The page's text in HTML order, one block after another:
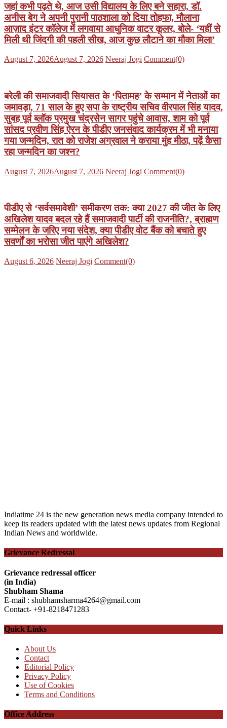
जहां कभी पढ़ते थे, आज उसी विद्यालय के लिए बने सहारा, डॉ.
अनीस बेग ने अपनी पुरानी पाठशाला को दिया तोहफा, मौलाना
आज़ाद इंटर कॉलेज में लगवाया आधुनिक वाटर कूलर, बोले- ‘यहीं से
मिली थी जिंदगी की पहली सीख, आज कुछ लौटाने का मौका मिला’
Posted
August 7, 2026August 7, 2026 Author
Neeraj Jogi Comment(0)
बरेली की समाजवादी सियासत के ‘पितामह’ के सम्मान में नेताओं का
जमावड़ा, 71 साल के हुए सपा के राष्ट्रीय सचिव वीरपाल सिंह यादव,
सुबह पूर्व ब्लॉक प्रमुख चंद्रसेन सागर पहुंचे आवास, शाम को पूर्व
सांसद प्रवीण सिंह ऐरन के पीडीए जनसंवाद कार्यक्रम में भी मनाया
गया जन्मदिन, रात को राजेश अग्रवाल ने कराया मुंह मीठा, पढ़ें कैसा
रहा जन्मदिन का जश्न?
Posted
August 7, 2026August 7, 2026 Author
Neeraj Jogi Comment(0)
पीडीए से ‘सर्वसमावेशी’ समीकरण तक: क्या 2027 की जीत के लिए
अखिलेश यादव बदल रहे हैं समाजवादी पार्टी की राजनीति?, ब्राह्मण
सम्मेलन के जरिए नया संदेश, क्या पीडीए वोट बैंक को बचाते हुए
सवर्णों का भरोसा जीत पाएंगे अखिलेश?
Posted
August 6, 2026 Author
Neeraj Jogi Comment(0)
Indiatime 24 is the new generation news media company intended to
keep its readers updated with the latest news updates from Regional
Indian News and worldwide.
Grievance Redressal
Grievance redressal officer
(in India)
Shubham Shama
E-mail : shubhamsharma4264@gmail.com
Contact- +91-8218471283
Quick Links
About Us
Contact
Editorial Policy
Privacy Policy
Use of Cookies
Terms and Conditions
Office Address